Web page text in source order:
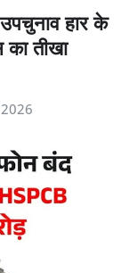
हार के
का तीखा